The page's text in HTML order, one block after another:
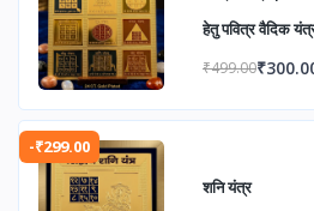
हेतु पवित्र वैदिक
एवं आध्यात्मिक
₹499.00
-₹299.00
शनि यंत्र